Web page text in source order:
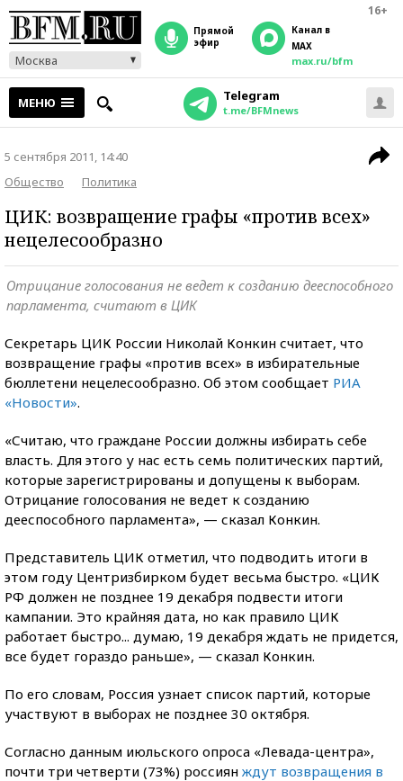
16+
Москва
прямой
эфир
Канал в
MAX
max.ru/bfm
МЕНЮ Telegram
t.me/BFMnews
5 сентября 2011, 14:40
Общество
Политика
ЦИК: возвращение графы «против всех»
нецелесообразно
Отрицание голосования не ведет к созданию дееспособного
парламента, считают в ЦИК
Секретарь ЦИК России Николай Конкин считает, что
возвращение графы «против всех» в избирательные
бюллетени нецелесообразно. Об этом сообщает РИА
«Новости».
«Считаю, что граждане России должны избирать себе
власть. Для этого у нас есть семь политических партий,
которые зарегистрированы и допущены к выборам.
Отрицание голосования не ведет к созданию
дееспособного парламента», — сказал Конкин.
Представитель ЦИК отметил, что подводить итоги в
этом году Центризбирком будет весьма быстро. «ЦИК
РФ должен не позднее 19 декабря подвести итоги
кампании. Это крайняя дата, но как правило ЦИК
работает быстро... думаю, 19 декабря ждать не придется,
все будет гораздо раньше», — сказал Конкин.
По его словам, Россия узнает список партий, которые
участвуют в выборах не позднее 30 октября.
Согласно данным июльского опроса «Левада-центра»,
почти три четверти (73%) россиян ждут возвращения в